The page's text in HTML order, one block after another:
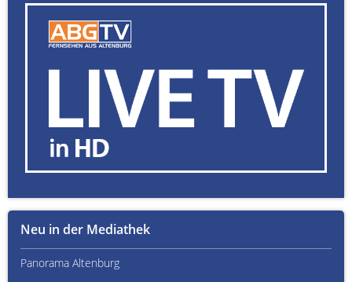
Neu in der Mediathek
Panorama Altenburg